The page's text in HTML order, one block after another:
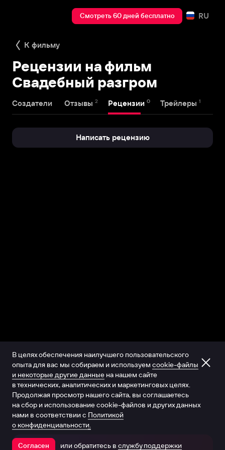
Смотреть 60 дней бесплатно RU
К фильму
Рецензии на фильм
Свадебный разгром
Создатели Отзывы 2 Рецензии 0 Трейлеры 1
Написать рецензию
Открыть в приложении
В целях обеспечения наилучшего пользовательского
опыта для вас мы собираем и используем cookie-файлы
и некоторые другие данные на нашем сайте
в технических, аналитических и маркетинговых целях.
Продолжая просмотр нашего сайта, вы соглашаетесь
на сбор и использование cookie-файлов и других данных
нами в соответствии с Политикой
о конфиденциальности.
Согласен или обратитесь в службу поддержки